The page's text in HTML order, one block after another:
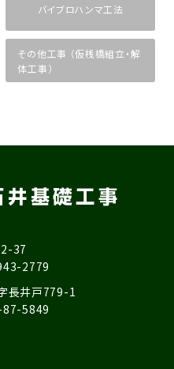
バイブロハンマ工法
その他工事 （仮桟橋組立・解
体工事）
37
2779
長井戸779-1
5849